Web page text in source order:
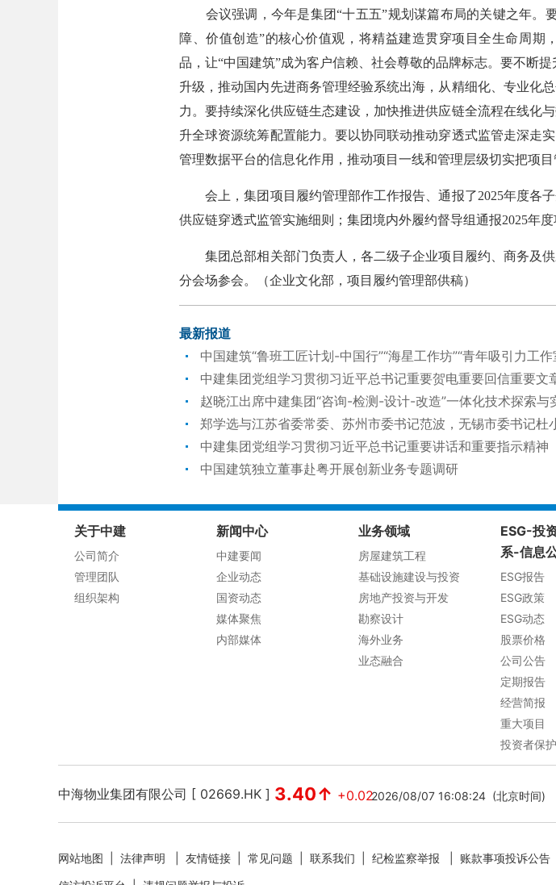
会议强调，今年是集团“十五五”规划谋篇布局的关键之年。
障、价值创造”的核心价值观，将精益建造贯穿项目全生命周
品，让“中国建筑”成为客户信赖、社会尊敬的品牌标志。要不断
升级，推动国内先进商务管理经验系统出海，从精细化、专业化
力。要持续深化供应链生态建设，加快推进供应链全流程在线化
升全球资源统筹配置能力。要以协同联动推动穿透式监管走深走
管理数据平台的信息化作用，推动项目一线和管理层级切实把项目
会上，集团项目履约管理部作工作报告、通报了2025年度各
供应链穿透式监管实施细则；集团境内外履约督导组通报2025年
集团总部相关部门负责人，各二级子企业项目履约、商务及
分会场参会。
（企业文化部 ，项目履约管理部供稿）
最新报道
中国建筑“鲁班工匠计划-中国行”“海星工作坊”“青年吸引力工
中建集团党组学习贯彻习近平总书记重要贺电重要回信重要文
赵晓江出席中建集团“咨询-检测-设计-改造”一体化技术探索
郑学选与江苏省委常委、苏州市委书记范波，无锡市委书记杜
中建集团党组学习贯彻习近平总书记重要讲话和重要指示精神
中国建筑独立董事赴粤开展创新业务专题调研
关于中建
公司简介
管理团队
组织架构
新闻中心
中建要闻
企业动态
国资动态
媒体聚焦
内部媒体
业务领域
房屋建筑工程
基础设施建设与投资
房地产投资与开发
勘察设计
海外业务
业态融合
ESG-投
系-信息
ESG报告
ESG政策
ESG动态
股票价格
公司公告
定期报告
经营简报
重大项目
投资者保护
中海物业集团有限公司 [ 02669.HK ] 3.40↑ +0.022026/08/07 16:08:24 (北京时间)
网站地图 法律声明 友情链接 常见问题 联系我们 纪检监察举报
账款事项投诉公告